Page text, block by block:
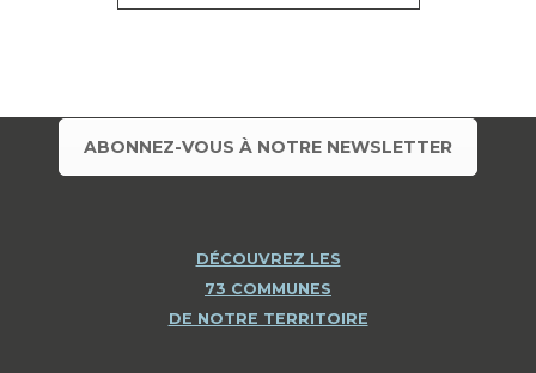
ABONNEZ-VOUS À NOTRE NEWSLETTER
DÉCOUVREZ LES
73 COMMUNES
DE NOTRE TERRITOIRE